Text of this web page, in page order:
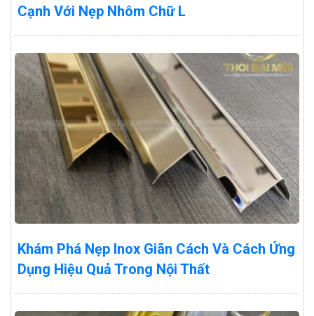
Cạnh Với Nẹp Nhôm Chữ L
Khám Phá Nẹp Inox Giãn Cách Và Cách Ứng
Dụng Hiệu Quả Trong Nội Thất